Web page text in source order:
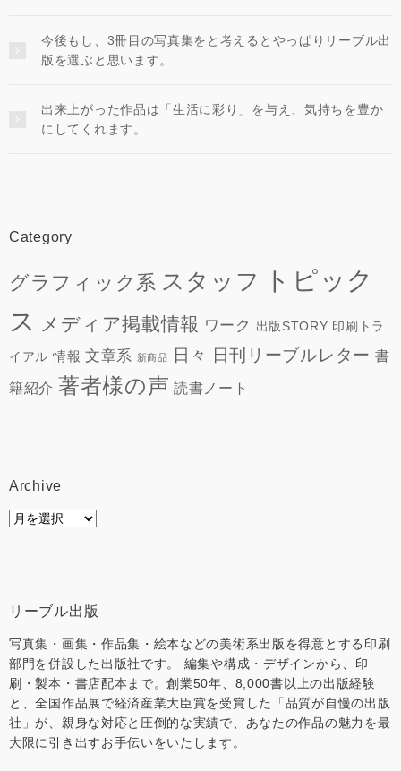
今後もし、3冊目の写真集をと考えるとやっぱりリーブル出
版を選ぶと思います。
出来上がった作品は「生活に彩り」を与え、気持ちを豊か
にしてくれます。
Category
グラフィック系 スタッフ
トピック
ス メディア掲載情報 ワーク 出版STORY 印刷トラ
イアル 情報 文章系 新商品 日々 日刊リーブルレター 書
籍紹介 著者様の声 読書ノート
Archive
Archive
リーブル出版
写真集・画集・作品集・絵本などの美術系出版を得意とする印刷
部門を併設した出版社です。 編集や構成・デザインから、印
刷・製本・書店配本まで。創業50年、8,000書以上の出版経験
と、全国作品展で経済産業大臣賞を受賞した「品質が自慢の出版
社」が、親身な対応と圧倒的な実績で、あなたの作品の魅力を最
大限に引き出すお手伝いをいたします。